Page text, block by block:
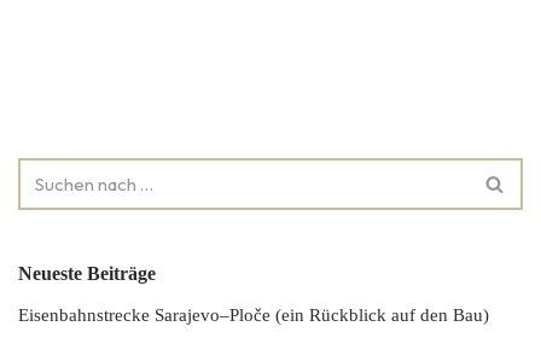
Neueste Beiträge
Eisenbahnstrecke Sarajevo–Ploče (ein Rückblick auf den Bau)